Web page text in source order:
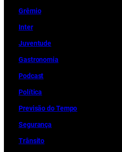
Grêmio
Inter
Juventude
Gastronomia
Podcast
Política
Previsão do Tempo
Segurança
Trânsito